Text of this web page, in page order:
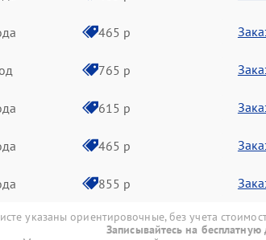
465 р
765 р
615 р
465 р
855 р
указаны ориентировочные, без учета
Записывайтесь на бесплатную